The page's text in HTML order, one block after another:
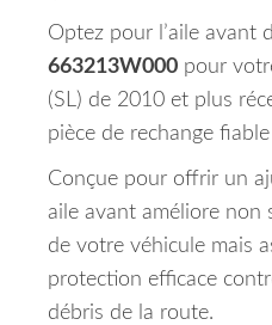
Optez pour l’aile avant
663213W000 pour
(SL) de 2010 et plus
pièce de rechange
Conçue pour offrir un
aile avant améliore non
de votre véhicule mais
protection efficace
débris de la route.